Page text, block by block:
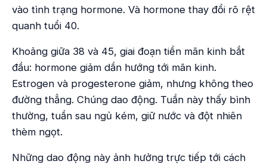
vào tình trạng hormone. Và hormone thay đổi rõ rệt
quanh tuổi 40.
Khoảng giữa 38 và 45, giai đoạn tiền mãn kinh bắt
đầu: hormone giảm dần hướng tới mãn kinh.
Estrogen và progesterone giảm, nhưng không theo
đường thẳng. Chúng dao động. Tuần này thấy bình
thường, tuần sau ngủ kém, giữ nước và đột nhiên
thèm ngọt.
Những dao động này ảnh hưởng trực tiếp tới cách